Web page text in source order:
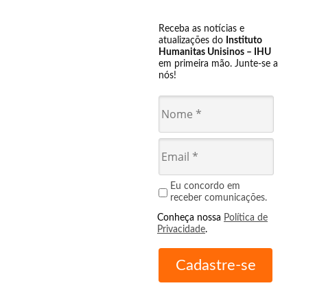
Receba as notícias e
atualizações do Instituto
Humanitas Unisinos – IHU
em primeira mão. Junte-se a
nós!
Eu concordo em
receber comunicações.
Conheça nossa Política de
Privacidade.